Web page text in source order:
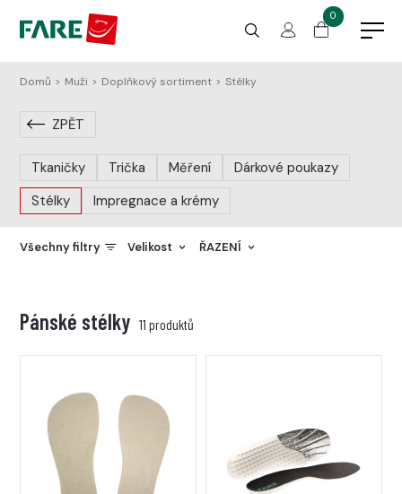
0
Domů > Muži > Doplňkový sortiment > Stélky
ZPĚT
Tkaničky Trička Měření
Dárkové poukazy
Stélky
Impregnace a krémy
Všechny filtry Velikost > ŘAZENÍ >
Pánské stélky 11 produktů